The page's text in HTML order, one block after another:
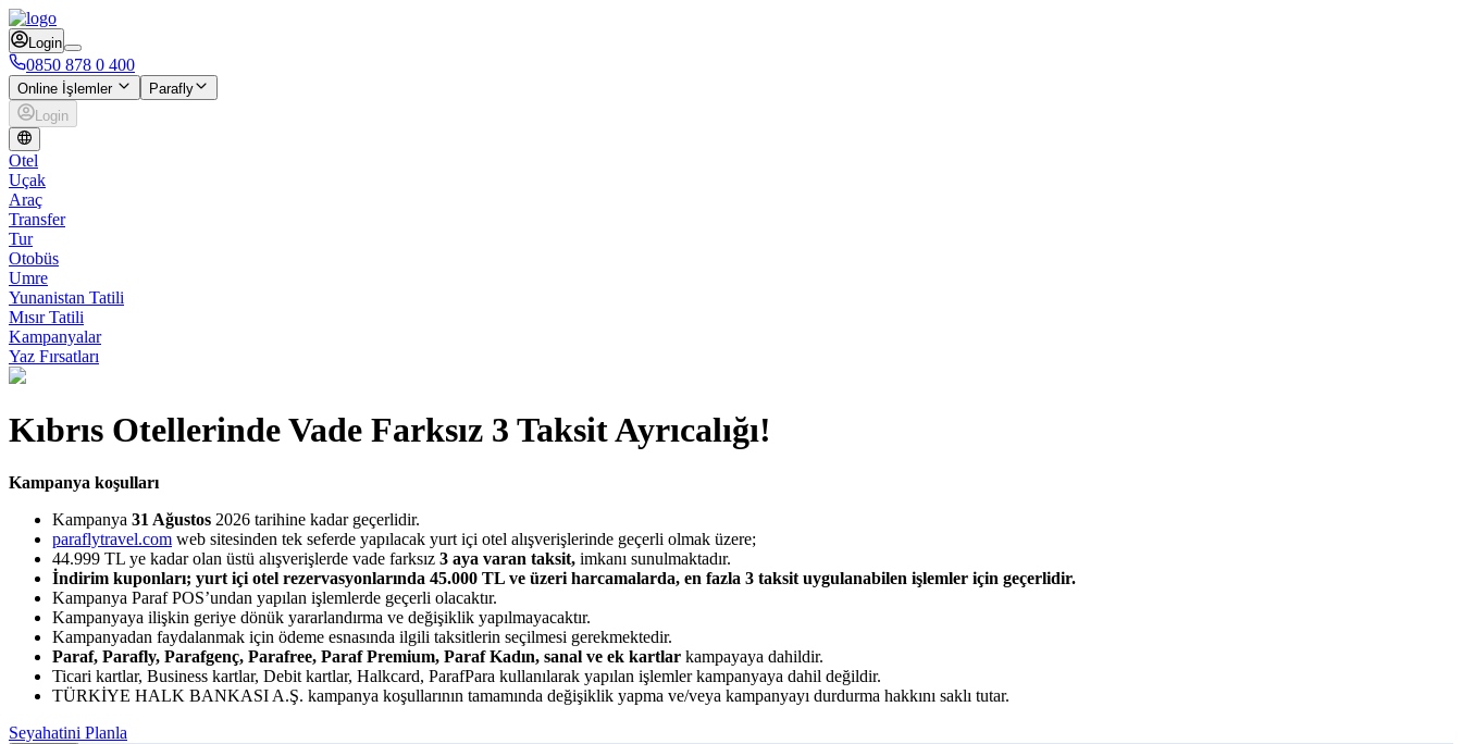
Login
0850 878 0 400
Online İşlemler
Parafly
Login
Otel
Uçak
Araç
Transfer
Tur
Otobüs
Umre
Yunanistan Tatili
Mısır Tatili
Kampanyalar
Yaz Fırsatları
Kıbrıs Otellerinde Vade Farksız 3 Taksit Ayrıcalığı!
Kampanya koşulları
Kampanya 31 Ağustos 2026 tarihine kadar geçerlidir.
paraflytravel.com web sitesinden tek seferde yapılacak yurt içi otel alışverişlerinde geçerli olmak üzere;
44.999 TL ye kadar olan üstü alışverişlerde vade farksız 3 aya varan taksit, imkanı sunulmaktadır.
İndirim kuponları; yurt içi otel rezervasyonlarında 45.000 TL ve üzeri harcamalarda, en fazla 3 taksit uygulanabilen işlemler için geçerlidir.
Kampanya Paraf POS’undan yapılan işlemlerde geçerli olacaktır.
Kampanyaya ilişkin geriye dönük yararlandırma ve değişiklik yapılmayacaktır.
Kampanyadan faydalanmak için ödeme esnasında ilgili taksitlerin seçilmesi gerekmektedir.
Paraf, Parafly, Parafgenç, Parafree, Paraf Premium, Paraf Kadın, sanal ve ek kartlar kampayaya dahildir.
Ticari kartlar, Business kartlar, Debit kartlar, Halkcard, ParafPara kullanılarak yapılan işlemler kampanyaya dahil değildir.
TÜRKİYE HALK BANKASI A.Ş. kampanya koşullarının tamamında değişiklik yapma ve/veya kampanyayı durdurma hakkını saklı tutar.
Seyahatini Planla